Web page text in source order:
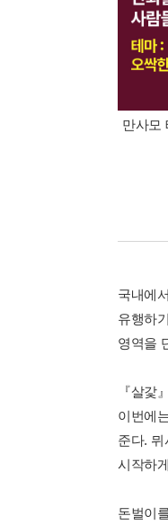
만사모
국내에
유행하
영역을
『살갗
이번에
준다.
시작하
돈벌이